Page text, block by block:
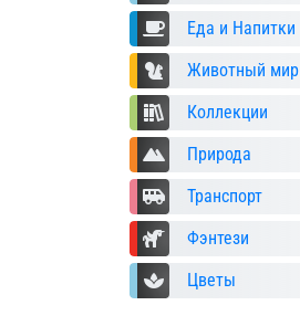
Еда и Напитки
Животный мир
Коллекции
Природа
Транспорт
Фэнтези
Цветы